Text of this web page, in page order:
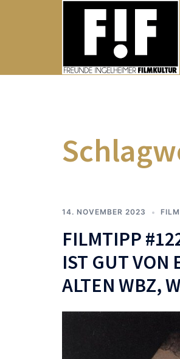
14. NOVEMBER 2023
FILMTIPP
IST GUT VON
ALTEN WBZ,